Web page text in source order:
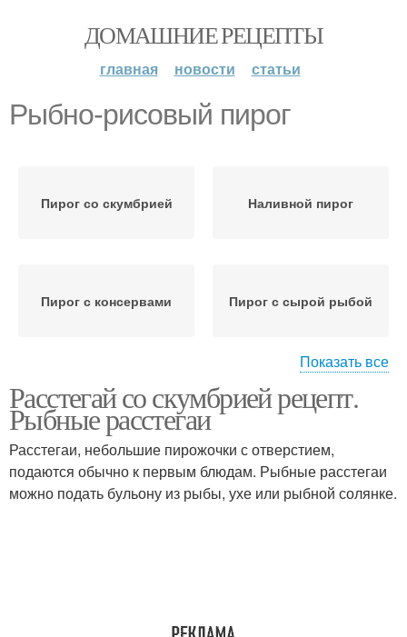
ДОМАШНИЕ РЕЦЕПТЫ
главная новости статьи
Рыбно-рисовый пирог
Пирог со скумбрией Наливной пирог
Пирог с консервами Пирог с сырой рыбой
Пироги с рыбой Рыбный пирог
Пирог с рисом
Пирог с рыбными
Показать все
Расстегай со скумбрией рецепт.
Рыбные расстегаи
Расстегаи, небольшие пирожочки с отверстием,
подаются обычно к первым блюдам. Рыбные расстегаи
можно подать бульону из рыбы, ухе или рыбной солянке.